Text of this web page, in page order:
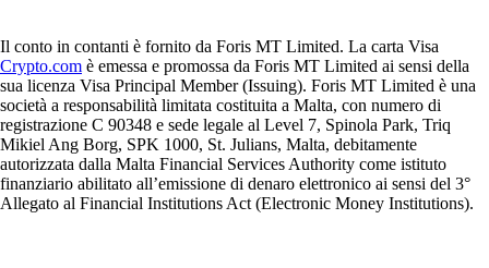
Il conto in contanti è fornito da Foris MT Limited. La carta Visa
Crypto.com è emessa e promossa da Foris MT Limited ai sensi della
sua licenza Visa Principal Member (Issuing). Foris MT Limited è una
società a responsabilità limitata costituita a Malta, con numero di
registrazione C 90348 e sede legale al Level 7, Spinola Park, Triq
Mikiel Ang Borg, SPK 1000, St. Julians, Malta, debitamente
autorizzata dalla Malta Financial Services Authority come istituto
finanziario abilitato all’emissione di denaro elettronico ai sensi del 3°
Allegato al Financial Institutions Act (Electronic Money Institutions).